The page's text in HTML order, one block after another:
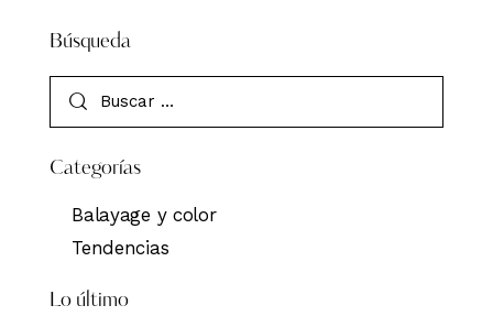
Búsqueda
Categorías
Balayage y color
Tendencias
Lo último